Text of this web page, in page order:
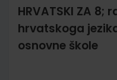
HRVATSKI ZA 8;
hrvatskoga
osnovne škole